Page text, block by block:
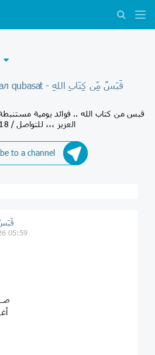
Telegram-канал qubasat - قَبَسٌ مِّن كِتَابِ اللهِ
قبس من كتاب الله .. فوائد يومية
العزيز ،،، للتواصل / 0096565074518
to a channel
05:59
24
7